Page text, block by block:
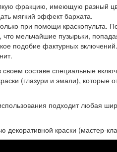
фракцию, имеющую разный
мягкий эффект бархата.
при помощи краскопульта.
что мельчайшие пузырьки,
подобие фактурных
составе специальные
(глазури и эмали), которые
подходит любая
краски (мастер-